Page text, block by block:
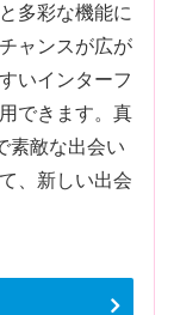
多彩な機能に
ャンスが広が
いインターフ
できます。真
素敵な出会い
、新しい出会